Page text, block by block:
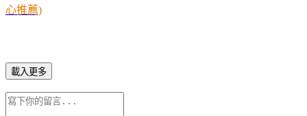
心推薦)
載入更多